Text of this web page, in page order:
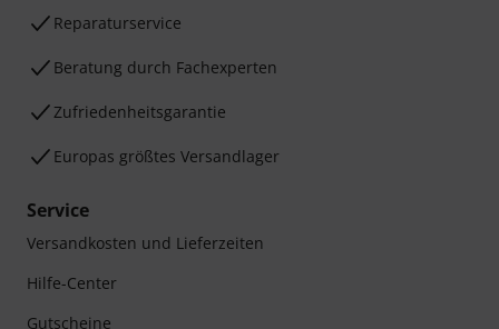
Reparaturservice
Beratung durch Fachexperten
Zufriedenheitsgarantie
Europas größtes Versandlager
Service
Versandkosten und Lieferzeiten
Hilfe-Center
Gutscheine